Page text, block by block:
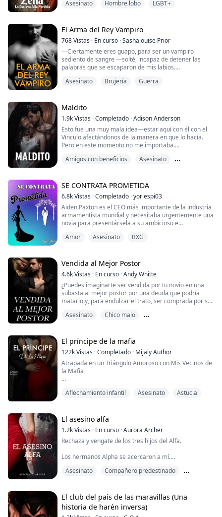
condenada. Ella es una persona que seguirá
Marcus desprecia a Zena con todo lo que aprecia, pero
finge amarla a toda costa. Sin saberlo, su trono fue
subastado a dos posibles Alfas masculinos a quienes
conoció por c...
Asesinato Hombre lobo LGBT+
El Arma del Rey Vampiro
768Vistas · En curso ·Sashalouise Prior
—Ciertamente eres guapo, para ser un vampiro
sediento de sangre —solté, incapaz de detener las
palabras que se escaparon de mis labios.
miles de años que he caminado por estos pasillos —
Tomé una respiración profunda, obligándome a no
mirar su boca.
—Entonces claramente te estás rodeando ...
Asesinato Brujería Guerra
Maldito
1.9kVistas ·Completado ·Adison Anderson
Esto fue una muy mala idea—estar aquí con él con el
Vínculo afectándonos de la manera en que lo hacía.
Pero en este momento no me importaba.
—Deberías irte, Kassie.
de un susurro.
—Porque no sé cuánto más podré soportar que me
toques sin hacer algo de lo que ambos nos
arrepentiremos.
El tirón del Vínculo era tan fuerte que no me importaba.
Amigos con beneficios
Asesinato
SE CONTRATA PROMETIDA
6.8kVistas ·Completado ·yoriespi03
Aiden Paxton es el CEO más importante de la industria
armamentista mundial y necesitaba urgentemente una
novia para presentársela a su ambicioso e
poniéndolo en aprietos al pedirle que le presente a su
idea de convertirlo en un falso Sugar Daddy para q...
Amor Asesinato BXG
Vendida al Mejor Postor
4.6kVistas · En curso ·Andy Whitte
¿Puedes imaginarte ser vendida por tu novio en una
subasta al mejor postor por una deuda que podría
matarlo y, para endulzar el trato, ser comprada por su
multimillonario, heredero de una cadena de hoteles en
Sí, ¿por qué no yo?
En mi situación como lectora ilusoria con mil historias
en la cabeza, me di cuenta de que dese...
Asesinato
Chico malo
El príncipe de la mafia
122kVistas ·Completado · Mijaly Author
Atrapada en un Triángulo Amoroso con Mis Vecinos de
la Mafia
récord, y ahora estoy ahí tumbada desnuda. Dudo por
Cuando ha quitado toda mi ropa, se toma su tiempo
observando mi cuerpo desnudo y su rostro está lleno
de lujuria o rabia, no lo sé, pero veo hamb...
Aflechamiento infantil Asesinato Astucia
El asesino alfa
1.2kVistas · En curso ·Aurora Archer
Rechaza y vengate de los tres hijos del Alfa.
Los hermanos Alpha se acercaron a mí.
Los dos tienen el pelo castaño claro de su padre, opaco
Empezaron a rodearme lentamente, como animales
que ya habían capturado a su presa y ahora estaban
jugando con ella.
Asesinato
Compañero predestinado
El club del país de las maravillas (Una
historia de harén inversa)